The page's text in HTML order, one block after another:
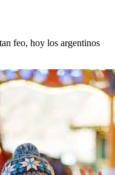
feo, hoy los argentinos